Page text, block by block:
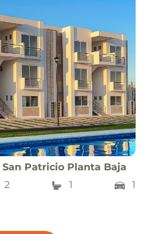
San Patricio Planta Baja
2 1
1